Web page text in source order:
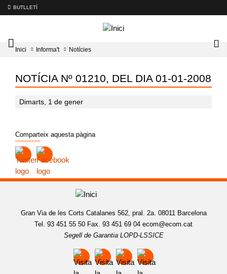
BUTLLETÍ
Mobile
menu
Inici Informa't Notícies
NOTÍCIA Nº 01210, DEL DIA 01-01-2008
Dimarts, 1 de gener
Comparteix aquesta pàgina
Gran Via de les Corts Catalanes 562, pral. 2a. 08011 Barcelona
Tel. 93 451 55 50 Fax. 93 451 69 04 ecom@ecom.cat
Segell de Garantia LOPD-LSSICE